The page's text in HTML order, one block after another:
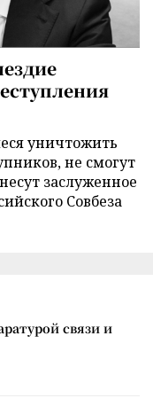
уничтожить
не смогут
заслуженное
Совбеза
связи и